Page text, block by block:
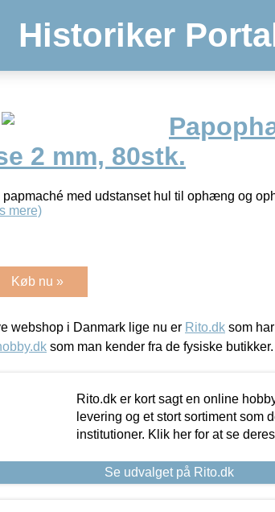
Historiker
2 mm, 80stk.
med udstanset hul til ophæng og
mere)
Køb nu »
webshop i Danmark lige nu er Rito.dk som
som man kender fra de fysiske butikker.
Rito.dk er kort sagt en online
levering og et stort sortiment som
institutioner. Klik her for at se
Se udvalget på Rito.dk